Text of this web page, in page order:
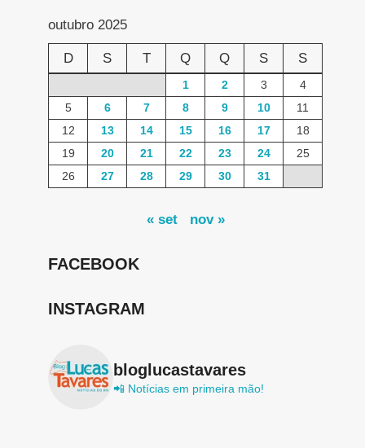
outubro 2025
D S T Q Q S S
1 2 3
4
5
6 7 8 9 10
11
12
13 14 15 16 17
18
19
20 21 22 23 24
25
26
27 28 29 30 31
« set nov »
FACEBOOK
INSTAGRAM
bloglucastavares
📲 Notícias em primeira mão!